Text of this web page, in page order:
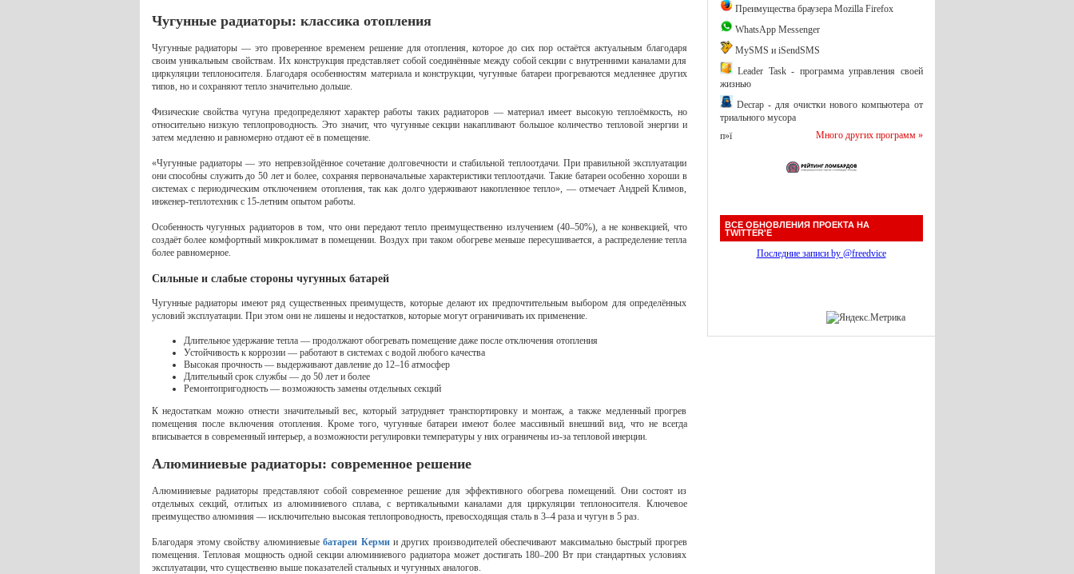
Чугунные радиаторы: классика отопления
Чугунные радиаторы — это проверенное временем решение для отопления, которое до сих пор остаётся актуальным благодаря
своим уникальным свойствам. Их конструкция представляет собой соединённые между собой секции с внутренними каналами для
циркуляции теплоносителя. Благодаря особенностям материала и конструкции, чугунные батареи прогреваются медленнее других
типов, но и сохраняют тепло значительно дольше.
Физические свойства чугуна предопределяют характер работы таких радиаторов — материал имеет высокую теплоёмкость, но
относительно низкую теплопроводность. Это значит, что чугунные секции накапливают большое количество тепловой энергии и
затем медленно и равномерно отдают её в помещение.
«Чугунные радиаторы — это непревзойдённое сочетание долговечности и стабильной теплоотдачи. При правильной эксплуатации
они способны служить до 50 лет и более, сохраняя первоначальные характеристики теплоотдачи. Такие батареи особенно хороши в
системах с периодическим отключением отопления, так как долго удерживают накопленное тепло», — отмечает Андрей Климов,
инженер-теплотехник с 15-летним опытом работы.
Особенность чугунных радиаторов в том, что они передают тепло преимущественно излучением (40–50%), а не конвекцией, что
создаёт более комфортный микроклимат в помещении. Воздух при таком обогреве меньше пересушивается, а распределение тепла
более равномерное.
Сильные и слабые стороны чугунных батарей
Чугунные радиаторы имеют ряд существенных преимуществ, которые делают их предпочтительным выбором для определённых
условий эксплуатации. При этом они не лишены и недостатков, которые могут ограничивать их применение.
Длительное удержание тепла — продолжают обогревать помещение даже после отключения отопления
Устойчивость к коррозии — работают в системах с водой любого качества
Высокая прочность — выдерживают давление до 12–16 атмосфер
Длительный срок службы — до 50 лет и более
Ремонтопригодность — возможность замены отдельных секций
К недостаткам можно отнести значительный вес, который затрудняет транспортировку и монтаж, а также медленный прогрев
помещения после включения отопления. Кроме того, чугунные батареи имеют более массивный внешний вид, что не всегда
вписывается в современный интерьер, а возможности регулировки температуры у них ограничены из-за тепловой инерции.
Алюминиевые радиаторы: современное решение
Алюминиевые радиаторы представляют собой современное решение для эффективного обогрева помещений. Они состоят из
отдельных секций, отлитых из алюминиевого сплава, с вертикальными каналами для циркуляции теплоносителя. Ключевое
преимущество алюминия — исключительно высокая теплопроводность, превосходящая сталь в 3–4 раза и чугун в 5 раз.
Благодаря этому свойству алюминиевыебатареи Кермии других производителей обеспечивают максимально быстрый прогрев
помещения. Тепловая мощность одной секции алюминиевого радиатора может достигать 180–200 Вт при стандартных условиях
эксплуатации, что существенно выше показателей стальных и чугунных аналогов.
Преимущества браузера Mozilla Firefox
WhatsApp Messenger
MySMS и iSendSMS
Leader Task - программа управления своей
жизнью
Decrap - для очистки нового компьютера от
триального мусора
Много других программ »
п»ї
ВСЕ ОБНОВЛЕНИЯ ПРОЕКТА НА
TWITTER'Е
Последние записи by @freedvice